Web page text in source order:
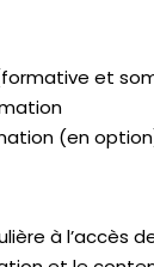
et
(en
à l’accès